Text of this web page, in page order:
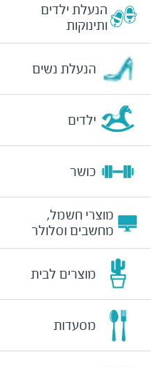
הנעלת ילדים
ותינוקות
הנעלת נשים
ילדים
כושר
מוצרי חשמל,
מחשבים וסלולר
מוצרים לבית
מסעדות